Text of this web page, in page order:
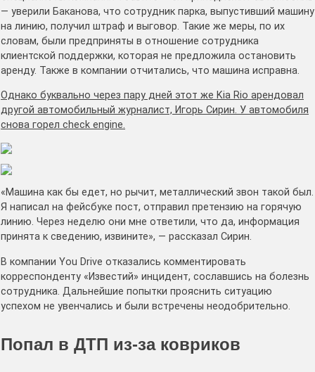
— уверили Баканова, что сотрудник парка, выпустивший машину
на линию, получил штраф и выговор. Такие же меры, по их
словам, были предприняты в отношение сотрудника
клиентской поддержки, которая не предложила остановить
аренду. Также в компании отчитались, что машина исправна.
Однако буквально через пару дней этот же Kia Rio арендовал
другой автомобильный журналист, Игорь Сирин. У автомобиля
снова горел check engine.
«Машина как бы едет, но рычит, металлический звон такой был.
Я написал на фейсбуке пост, отправил претензию на горячую
линию. Через неделю они мне ответили, что да, информация
принята к сведению, извините», — рассказал Сирин.
В компании You Drive отказались комментировать
корреспонденту «Известий» инцидент, сославшись на болезнь
сотрудника. Дальнейшие попытки прояснить ситуацию
успехом не увенчались и были встречены неодобрительно.
Попал в ДТП из-за ковриков